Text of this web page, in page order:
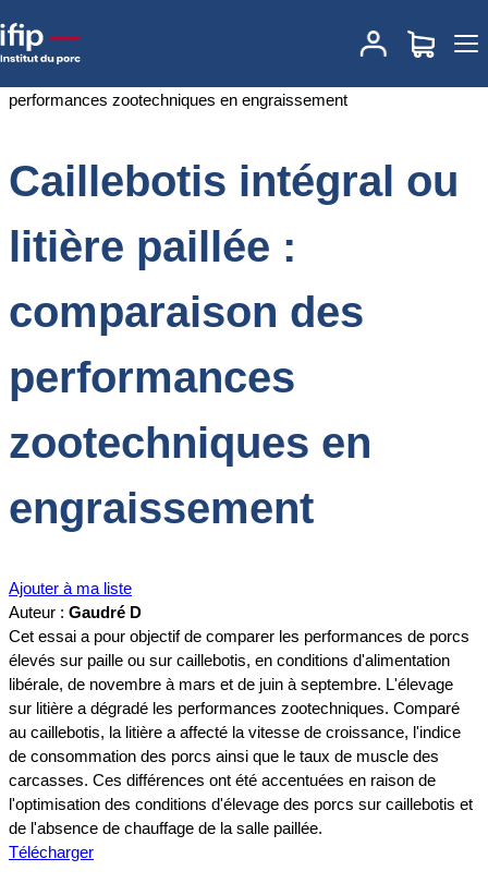
Accueil
Caillebotis intégral ou litière paillée :
comparaison des performances zootechniques en engraissement
Caillebotis intégral ou
litière paillée :
comparaison des
performances
zootechniques en
engraissement
Ajouter à ma liste
Auteur : Gaudré D
Cet essai a pour objectif de comparer les performances de porcs
élevés sur paille ou sur caillebotis, en conditions d'alimentation
libérale, de novembre à mars et de juin à septembre. L'élevage
sur litière a dégradé les performances zootechniques. Comparé
au caillebotis, la litière a affecté la vitesse de croissance, l'indice
de consommation des porcs ainsi que le taux de muscle des
carcasses. Ces différences ont été accentuées en raison de
l'optimisation des conditions d'élevage des porcs sur caillebotis et
de l'absence de chauffage de la salle paillée.
Télécharger